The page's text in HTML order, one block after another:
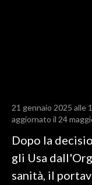
RISULTATI E
CALCIO
CALCIO REGIONALE
BASKET
VOLLEY
21 gennaio 2025 alle
aggiornato il 24
Dopo la
gli Usa
sanità, il